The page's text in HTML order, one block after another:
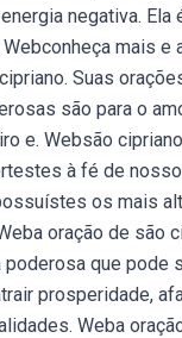
negativa. Ela
mais e
Suas
são para o
e. Websão
à fé de
os mais
oração de são
poderosa que pode
prosperidade,
Weba